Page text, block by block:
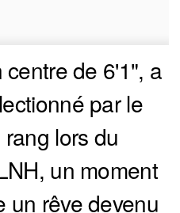
de 6'1", a
par le
lors du
un moment
un rêve devenu